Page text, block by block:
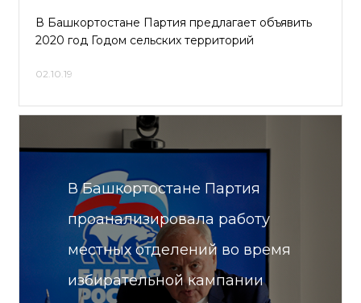
В Башкортостане Партия предлагает объявить
2020 год Годом сельских территорий
02.10.19
В Башкортостане Партия
проанализировала работу
местных отделений во время
избирательной кампании